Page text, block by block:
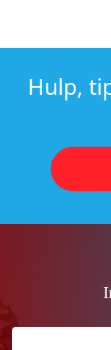
Hulp,
Naam